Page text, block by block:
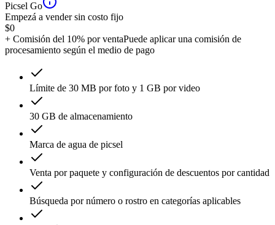
Picsel Go
Empezá a vender sin costo fijo
$0
+ Comisión del 10% por ventaPuede aplicar una comisión de
procesamiento según el medio de pago
Límite de 30 MB por foto y 1 GB por video
30 GB de almacenamiento
Marca de agua de picsel
Venta por paquete y configuración de descuentos por cantidad
Búsqueda por número o rostro en categorías aplicables